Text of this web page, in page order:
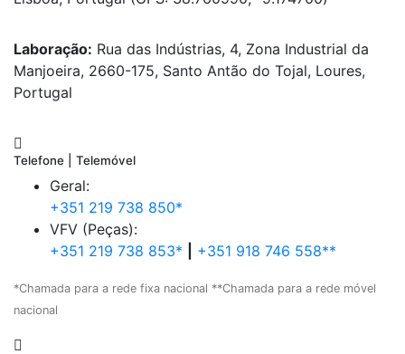
Laboração: Rua das Indústrias, 4, Zona Industrial da
Manjoeira, 2660-175, Santo Antão do Tojal, Loures,
Portugal
Telefone | Telemóvel
Geral:
+351 219 738 850*
VFV (Peças):
+351 219 738 853*
+351 918 746 558**
*Chamada para a rede fixa nacional **Chamada para a rede móvel
nacional